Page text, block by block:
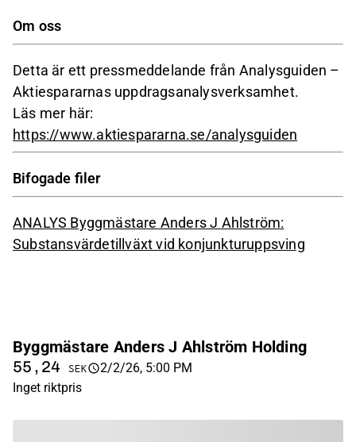
Om oss
Detta är ett pressmeddelande från Analysguiden –
Aktiespararnas uppdragsanalysverksamhet.
Läs mer här:
https://www.aktiespararna.se/analysguiden
Bifogade filer
ANALYS Byggmästare Anders J Ahlström:
Substansvärdetillväxt vid konjunkturuppsving
Byggmästare Anders J Ahlström Holding
55,24 SEK
2/2/26, 5:00 PM
Inget riktpris